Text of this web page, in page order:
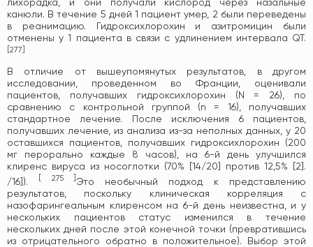
лихорадка, и они получали кислород через назальные
канюли. В течение 5 дней 1 пациент умер, 2 были переведены
в реанимацию. Гидроксихлорохин и азитромицин были
отменены у 1 пациента в связи с удлинением интервала QT.
277
В отличие от вышеупомянутых результатов, в другом
исследовании, проведенном во Франции, оценивали
пациентов, получавших гидроксихлорохин (N = 26), по
сравнению с контрольной группой (n = 16), получавших
стандартное лечение. После исключения 6 пациентов,
получавших лечение, из анализа из-за неполных данных, у 20
оставшихся пациентов, получавших гидроксихлорохин (200
мг перорально каждые 8 ​​часов), на 6-й день улучшился
клиренс вируса из носоглотки (70% [14/20] против 12,5% [2].
/16]).
275] Это необычный подход к представлению
результатов, поскольку клиническая корреляция с
назофарингеальным клиренсом на 6-й день неизвестна, и у
нескольких пациентов статус изменился в течение
нескольких дней после этой конечной точки (превратившись
из отрицательного обратно в положительное). Выбор этой